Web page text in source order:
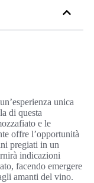
unica
di questa
e le
offre l’opportunità
pregiati in un
indicazioni
facendo emergere
amanti del vino.